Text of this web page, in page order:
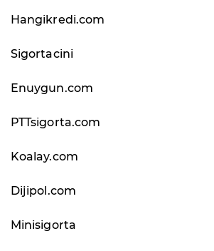
Hangikredi.com
Sigortacini
Enuygun.com
PTTsigorta.com
Koalay.com
Dijipol.com
Minisigorta